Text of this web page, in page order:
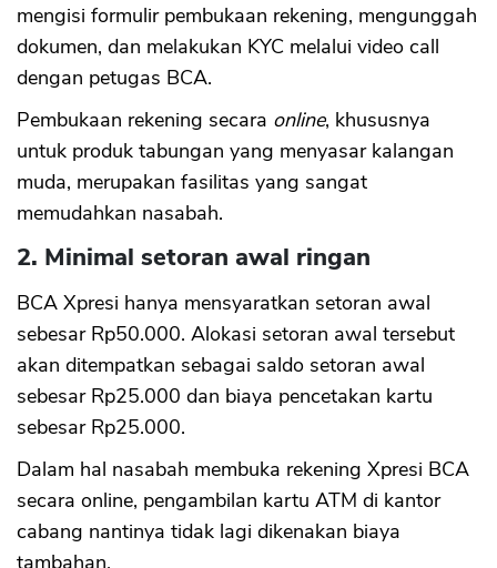
mengisi formulir pembukaan rekening, mengunggah
dokumen, dan melakukan KYC melalui video call
dengan petugas BCA.
Pembukaan rekening secara online, khususnya
untuk produk tabungan yang menyasar kalangan
muda, merupakan fasilitas yang sangat
memudahkan nasabah.
2. Minimal setoran awal ringan
BCA Xpresi hanya mensyaratkan setoran awal
sebesar Rp50.000. Alokasi setoran awal tersebut
akan ditempatkan sebagai saldo setoran awal
sebesar Rp25.000 dan biaya pencetakan kartu
sebesar Rp25.000.
Dalam hal nasabah membuka rekening Xpresi BCA
secara online, pengambilan kartu ATM di kantor
cabang nantinya tidak lagi dikenakan biaya